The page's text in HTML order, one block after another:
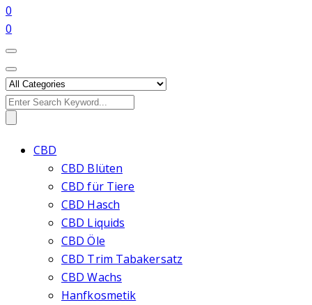
0
0
Search
CBD
CBD Blüten
CBD für Tiere
CBD Hasch
CBD Liquids
CBD Öle
CBD Trim Tabakersatz
CBD Wachs
Hanfkosmetik